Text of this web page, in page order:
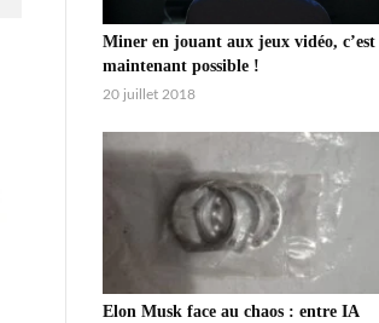
Miner en jouant aux jeux vidéo, c’est
maintenant possible !
20 juillet 2018
Elon Musk face au chaos : entre IA